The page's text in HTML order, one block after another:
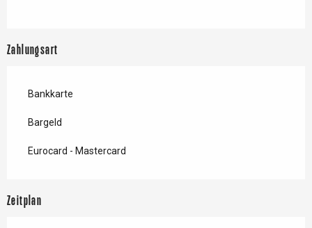
Zahlungsart
Bankkarte
Bargeld
Eurocard - Mastercard
Zeitplan